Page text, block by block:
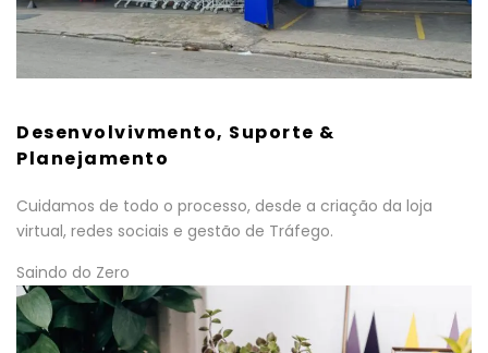
Desenvolvivmento, Suporte &
Planejamento
Cuidamos de todo o processo, desde a criação da loja
virtual, redes sociais e gestão de Tráfego.
Saindo do Zero